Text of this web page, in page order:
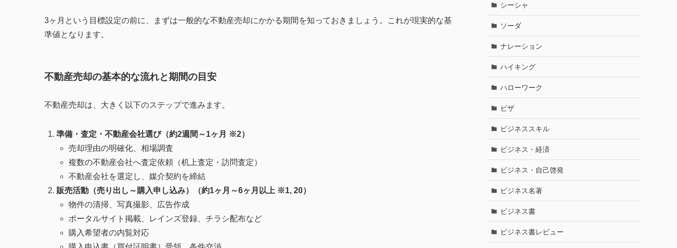
3ヶ月という目標設定の前に、まずは一般的な不動産売却にかかる期間を知っておきましょう。これが現実的な基
準値となります。
不動産売却の基本的な流れと期間の目安
不動産売却は、大きく以下のステップで進みます。
準備・査定・不動産会社選び（約2週間～1ヶ月 ※2）
売却理由の明確化、相場調査
複数の不動産会社へ査定依頼（机上査定・訪問査定）
不動産会社を選定し、媒介契約を締結
販売活動（売り出し～購入申し込み）（約1ヶ月～6ヶ月以上 ※1, 20）
物件の清掃、写真撮影、広告作成
ポータルサイト掲載、レインズ登録、チラシ配布など
購入希望者の内覧対応
シーシャ
ソーダ
ナレーション
ハイキング
ハローワーク
ビザ
ビジネススキル
ビジネス・経済
ビジネス・自己啓発
ビジネス名著
ビジネス書
ビジネス書レビュー